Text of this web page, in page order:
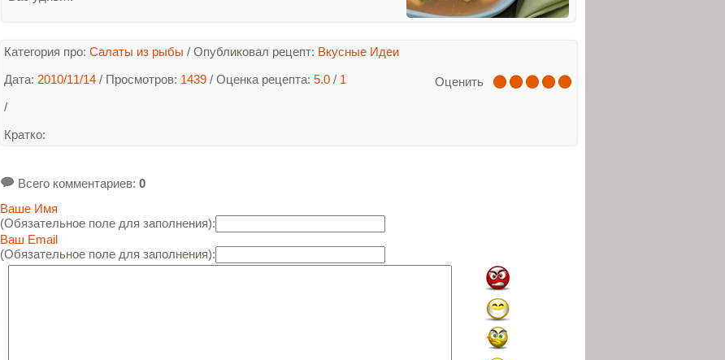
Категория про: Салаты из рыбы / Опубликовал рецепт: Вкусные Идеи
Дата: 2010/11/14 / Просмотров: 1439 / Оценка рецепта: 5.0 / 1
Оценить
/
Кратко:
Всего комментариев: 0
Ваше Имя
(Обязательное поле для заполнения):
Ваш Email
(Обязательное поле для заполнения):